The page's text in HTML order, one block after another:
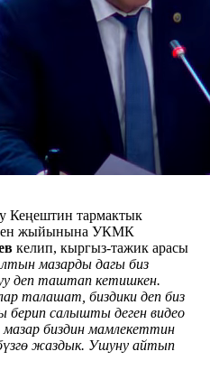
Кеңештин тармактык
жыйынына УКМК
келип, кыргыз-тажик арасы
мазарды дагы биз
деп таштап кетишкен.
талашат, биздики деп биз
салышты деген видео
биздин мамлекеттин
жаздык. Ушуну айтып